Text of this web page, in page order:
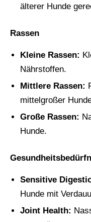
älterer Hunde
Rassen
Kleine Rassen:
Nährstoffen.
Mittlere Rassen:
mittelgroßer
Große Rassen:
Hunde.
Sensitive
Hunde mit
Joint Health: